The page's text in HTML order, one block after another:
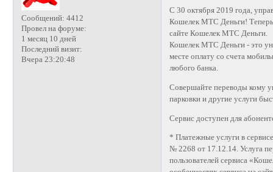
Сообщений: 4412
Провел на форуме:
1 месяц 10 дней
Последний визит:
Вчера 23:20:48
С 30 октября 2019 года,
Кошелек МТС Деньги! Теперь
сайте Кошелек МТС Деньги.
Кошелек МТС Деньги - это
месте оплату со счета
любого банка.
Совершайте переводы кому
парковки и другие услуги
Сервис доступен для
* Платежные услуги в
№ 2268 от 17.12.14. Услуга
пользователей сервиса